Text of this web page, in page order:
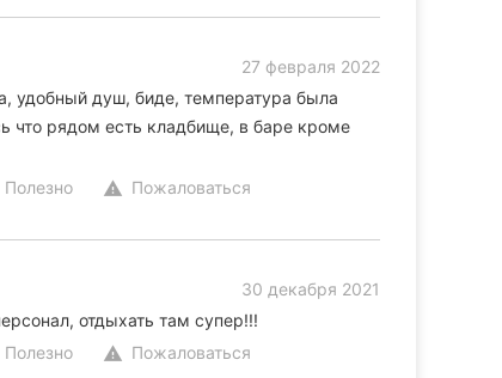
27 февраля 2022
удобный душ, биде, температура была
что рядом есть кладбище, в баре кроме
Полезно warning Пожаловаться
30 декабря 2021
отдыхать там супер!!!
Полезно warning Пожаловаться